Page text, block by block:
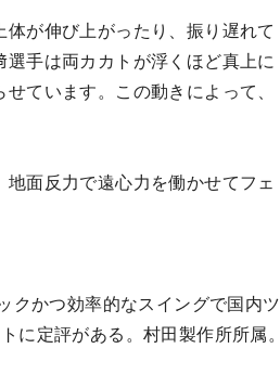
が伸び上がったり、振り遅れて
手は両カカトが浮くほど真上に
ています。この動きによって、
面反力で遠心力を働かせてフェ
クかつ効率的なスイングで国内ツ
に定評がある。村田製作所所属。